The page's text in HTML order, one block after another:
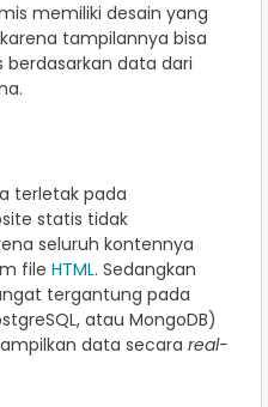
memiliki desain yang
tampilannya bisa
data dari
terletak pada
statis tidak
seluruh kontennya
file HTML. Sedangkan
tergantung pada
atau MongoDB)
data secara real-